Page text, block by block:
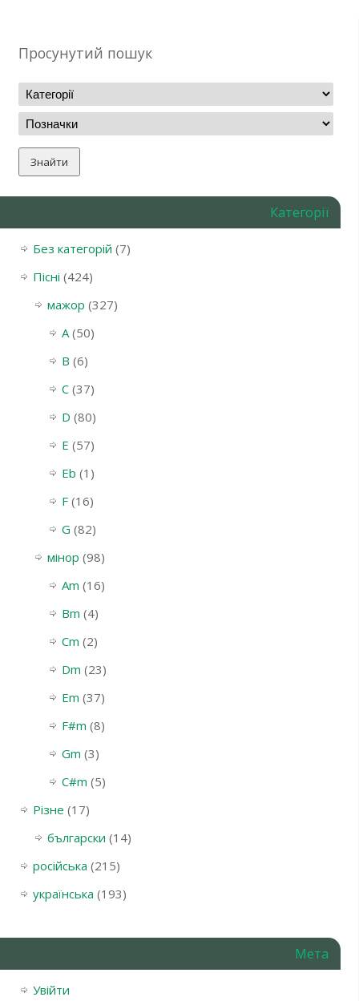
Просунутий пошук
Категорії
Без категорій (7)
Пісні (424)
мажор (327)
A(50)
B (6)
C(37)
D (80)
E (57)
Eb (1)
F(16)
G (82)
мінор (98)
Am (16)
Bm (4)
Cm (2)
Dm (23)
Em (37)
F#m (8)
Gm (3)
С#m (5)
Різне (17)
български (14)
російська (215)
українська (193)
Мета
Увійти